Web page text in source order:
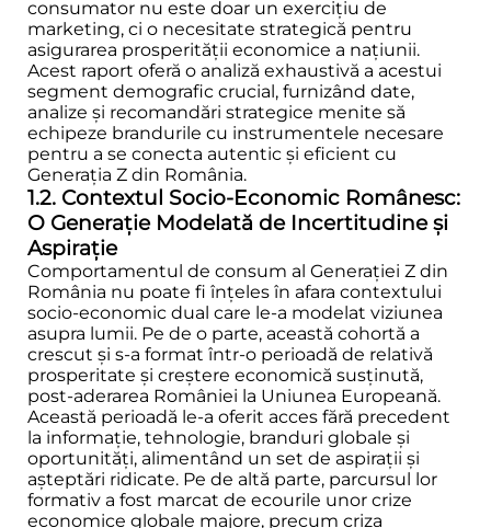
consumator nu este doar un exercițiu de
marketing, ci o necesitate strategică pentru
asigurarea prosperității economice a națiunii.
Acest raport oferă o analiză exhaustivă a acestui
segment demografic crucial, furnizând date,
analize și recomandări strategice menite să
echipeze brandurile cu instrumentele necesare
pentru a se conecta autentic și eficient cu
Generația Z din România.
1.2. Contextul Socio-Economic Românesc:
O Generație Modelată de Incertitudine și
Aspirație
Comportamentul de consum al Generației Z din
România nu poate fi înțeles în afara contextului
socio-economic dual care le-a modelat viziunea
asupra lumii. Pe de o parte, această cohortă a
crescut și s-a format într-o perioadă de relativă
prosperitate și creștere economică susținută,
post-aderarea României la Uniunea Europeană.
Această perioadă le-a oferit acces fără precedent
la informație, tehnologie, branduri globale și
oportunități, alimentând un set de aspirații și
așteptări ridicate. Pe de altă parte, parcursul lor
formativ a fost marcat de ecourile unor crize
economice globale majore, precum criza